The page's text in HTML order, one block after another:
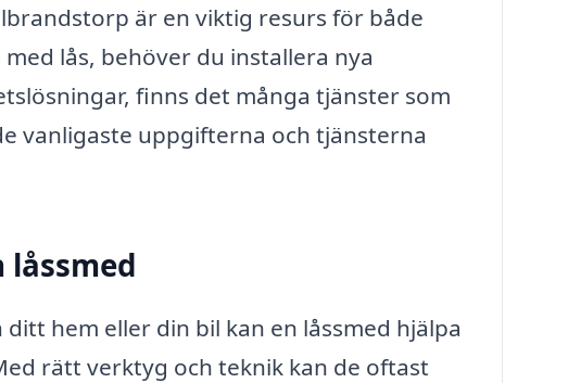
är en viktig resurs för både
lås, behöver du installera nya
finns det många tjänster som
vanligaste uppgifterna och tjänsterna
hem eller din bil kan en låssmed hjälpa
rätt verktyg och teknik kan de oftast